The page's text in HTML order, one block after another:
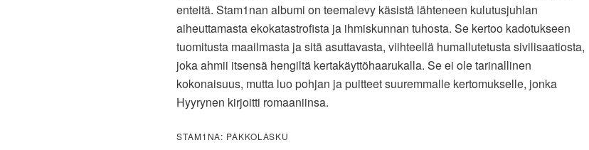
enteitä. Stam1nan albumi on teemalevy käsistä lähteneen kulutusjuhlan
aiheuttamasta ekokatastrofista ja ihmiskunnan tuhosta. Se kertoo kadotukseen
tuomitusta maailmasta ja sitä asuttavasta, viihteellä humallutetusta sivilisaatiosta,
joka ahmii itsensä hengiltä kertakäyttöhaarukalla. Se ei ole tarinallinen
kokonaisuus, mutta luo pohjan ja puitteet suuremmalle kertomukselle, jonka
Hyyrynen kirjoitti romaaniinsa.
STAM1NA: PAKKOLASKU